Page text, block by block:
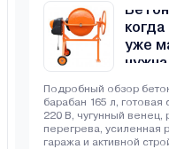
уже
нужна
Подробный обзор
барабан 165 л, готовая
220 В, чугунный
перегрева, усиленная
гаража и активной